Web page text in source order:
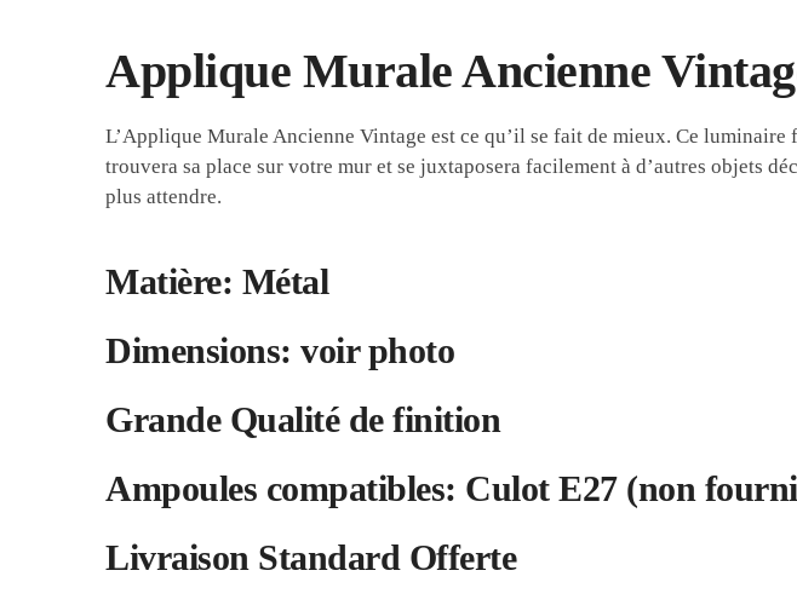
Applique Murale Ancienne
L’Applique Murale Ancienne Vintage est ce qu’il se fait de mieux. Ce
trouvera sa place sur votre mur et se juxtaposera facilement à d’autres objets
plus attendre.
Matière: Métal
Dimensions: voir photo
Grande Qualité de finition
Ampoules compatibles: Culot E27 (non
Livraison Standard Offerte